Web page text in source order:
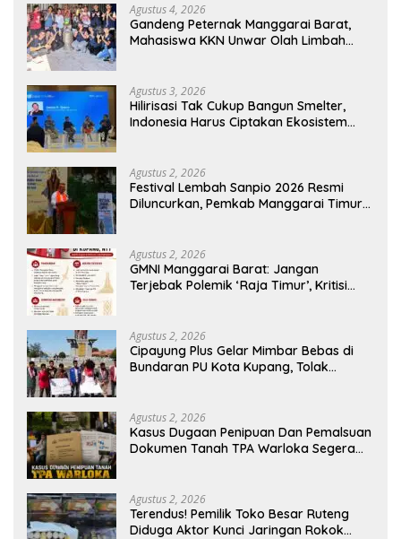
Agustus 4, 2026
Gandeng Peternak Manggarai Barat,
Mahasiswa KKN Unwar Olah Limbah
Agustus 3, 2026
Hilirisasi Tak Cukup Bangun Smelter,
Indonesia Harus Ciptakan Ekosistem
Agustus 2, 2026
Festival Lembah Sanpio 2026 Resmi
Diluncurkan, Pemkab Manggarai Timur
Agustus 2, 2026
GMNI Manggarai Barat: Jangan
Terjebak Polemik ‘Raja Timur’, Kritisi
Agustus 2, 2026
Cipayung Plus Gelar Mimbar Bebas di
Bundaran PU Kota Kupang, Tolak
Agustus 2, 2026
Kasus Dugaan Penipuan Dan Pemalsuan
Dokumen Tanah TPA Warloka Segera
Memasuki Fase Krusial
Agustus 2, 2026
Terendus! Pemilik Toko Besar Ruteng
Diduga Aktor Kunci Jaringan Rokok